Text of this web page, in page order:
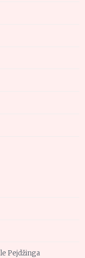
Pejdžinga